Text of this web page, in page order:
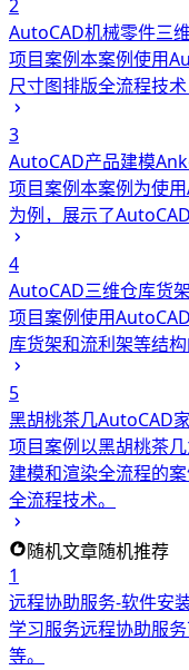
2
AutoCAD机械零件三
项目案例本案例使用
尺寸图排版全流程技
3
AutoCAD产品建模
项目案例本案例为使
为例，展示了
4
AutoCAD三维仓库货
项目案例使用
库货架和流利架等结
5
黑胡桃茶几AutoCAD
项目案例以黑胡桃茶
建模和渲染全流程的
全流程技术。
随机文章随机推荐
1
远程协助服务-软件安
学习服务远程协助服
等。